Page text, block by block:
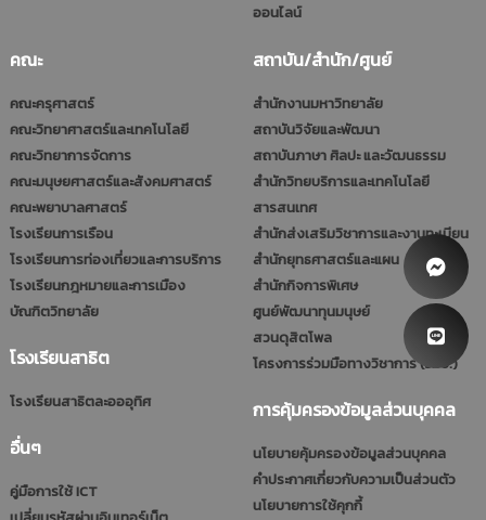
ออนไลน์
คณะ
คณะครุศาสตร์
คณะวิทยาศาสตร์และเทคโนโลยี
คณะวิทยาการจัดการ
คณะมนุษยศาสตร์และสังคมศาสตร์
คณะพยาบาลศาสตร์
โรงเรียนการเรือน
โรงเรียนการท่องเที่ยวและการบริการ
โรงเรียนกฎหมายและการเมือง
บัณฑิตวิทยาลัย
โรงเรียนสาธิต
โรงเรียนสาธิตละอออุทิศ
อื่นๆ
คู่มือการใช้ ICT
สถาบัน/สำนัก/ศูนย์
สำนักงานมหาวิทยาลัย
สถาบันวิจัยและพัฒนา
สถาบันภาษา ศิลปะ และวัฒนธรรม
สำนักวิทยบริการและเทคโนโลยี
สารสนเทศ
สำนักส่งเสริมวิชาการและงานทะเบียน
สำนักยุทธศาสตร์และแผน
สำนักกิจการพิเศษ
ศูนย์พัฒนาทุนมนุษย์
สวนดุสิตโพล
โครงการร่วมมือทางวิชาการ (รมป.)
การคุ้มครองข้อมูลส่วนบุคคล
นโยบายคุ้มครองข้อมูลส่วนบุคคล
คำประกาศเกี่ยวกับความเป็นส่วนตัว
นโยบายการใช้คุกกี้